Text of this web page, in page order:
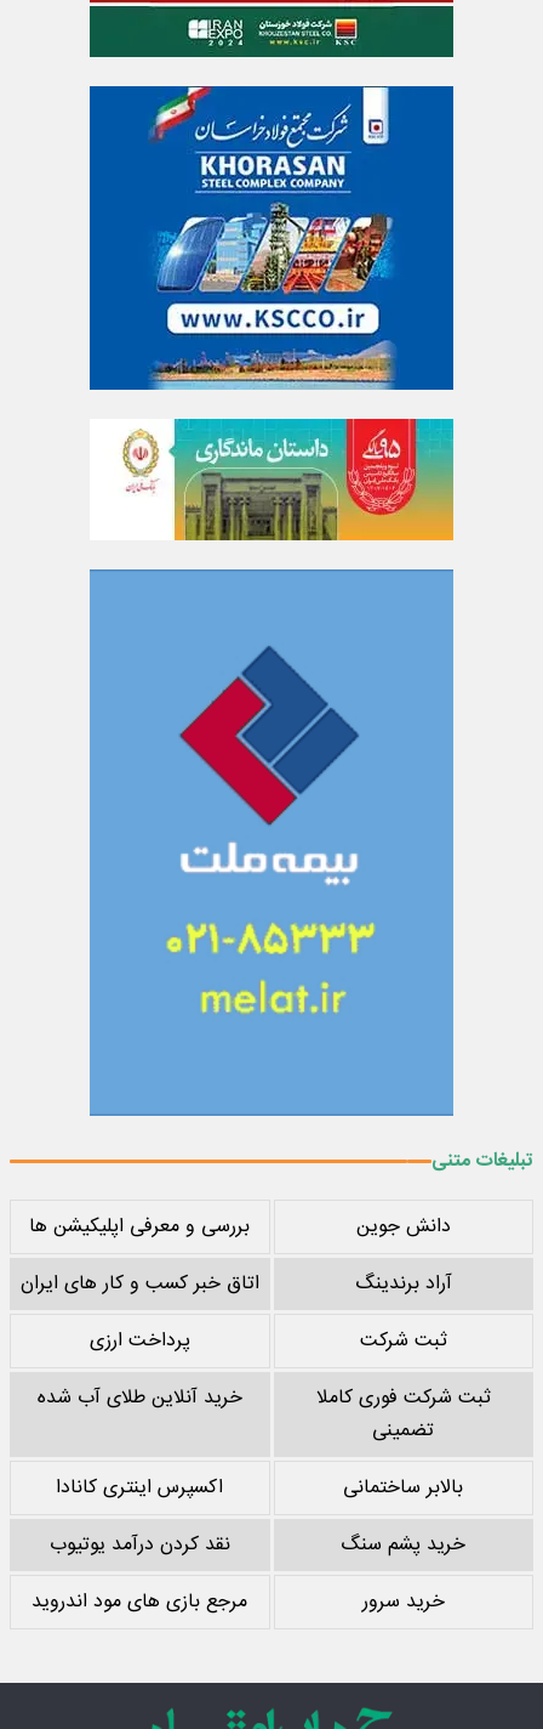
تبلیغات متنی
دانش جوین
بررسی و معرفی اپلیکیشن ها
آراد برندینگ
اتاق خبر کسب و کار های ایران
ثبت شرکت
پرداخت ارزی
ثبت شرکت فوری کاملا
تضمینی
خرید آنلاین طلای آب شده
بالابر ساختمانی
اکسپرس اینتری کانادا
خرید پشم سنگ
نقد کردن درآمد یوتیوب
خرید سرور
مرجع بازی های مود اندروید